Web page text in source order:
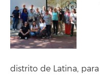
distrito de Latina,